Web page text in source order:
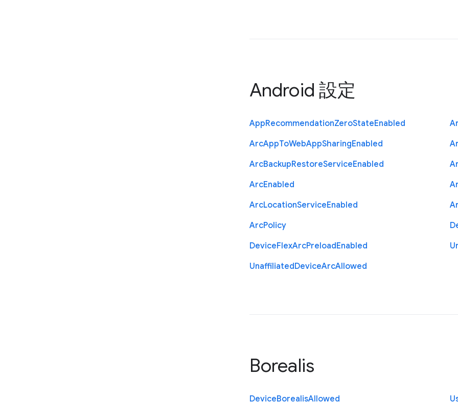
Android 設定
AppRecommendationZeroStateEnabled
ArcAppToWebAppSharingEnabled
ArcBackupRestoreServiceEnabled
ArcEnabled
ArcLocationServiceEnabled
ArcPolicy
DeviceFlexArcPreloadEnabled
UnaffiliatedDeviceArcAllowed
Borealis
DeviceBorealisAllowed